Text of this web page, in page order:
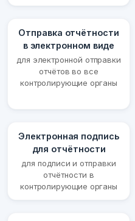
Отправка отчётности
в электронном виде
для электронной отправки
отчётов во все
контролирующие органы
Электронная подпись
для отчётности
для подписи и отправки
отчётности в
контролирующие органы